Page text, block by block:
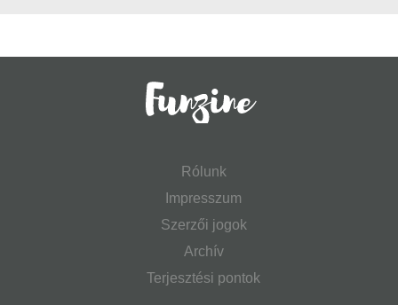
Rólunk
Impresszum
Szerzői jogok
Archív
Terjesztési pontok